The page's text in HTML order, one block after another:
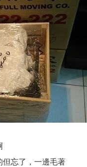
但忘了，一邊毛著